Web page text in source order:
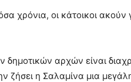
χρόνια, οι κάτοικοι
δημοτικών αρχών είναι
ζήσει η Σαλαμίνα μια